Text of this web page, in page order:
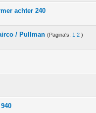
achter 240
/ Pullman (Pagina's: 1 2 )